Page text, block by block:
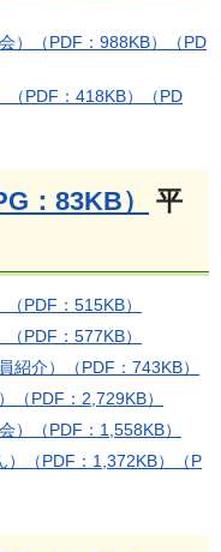
）（PDF：988KB）
（PD
PDF：418KB）
（PD
：83KB）
平
PDF：515KB）
PDF：577KB）
紹介）（PDF：743KB）
（PDF：2,729KB）
）（PDF：1,558KB）
（PDF：1,372KB）
（P